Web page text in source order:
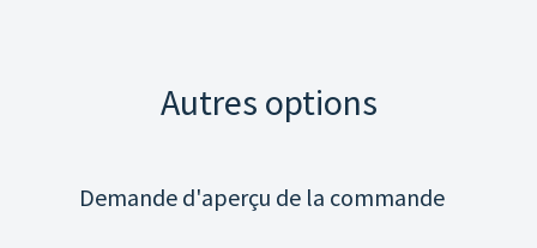
Autres options
Demande d'aperçu de la commande